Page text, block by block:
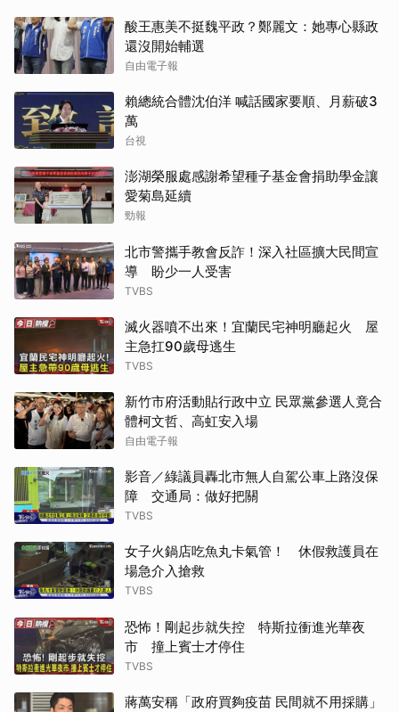
酸王惠美不挺魏平政？鄭麗文：她專心縣政
還沒開始輔選
自由電子報
賴總統合體沈伯洋 喊話國家要順、月薪破3
萬
台視
澎湖榮服處感謝希望種子基金會捐助學金讓
愛菊島延續
勁報
北市警攜手教會反詐！深入社區擴大民間宣
導 盼少一人受害
TVBS
滅火器噴不出來！宜蘭民宅神明廳起火 屋
主急扛90歲母逃生
TVBS
新竹市府活動貼行政中立 民眾黨參選人竟合
體柯文哲、高虹安入場
自由電子報
影音／綠議員轟北市無人自駕公車上路沒保
障 交通局：做好把關
TVBS
女子火鍋店吃魚丸卡氣管！ 休假救護員在
場急介入搶救
TVBS
恐怖！剛起步就失控 特斯拉衝進光華夜
市 撞上賓士才停住
TVBS
蔣萬安稱「政府買夠疫苗 民間就不用採購」